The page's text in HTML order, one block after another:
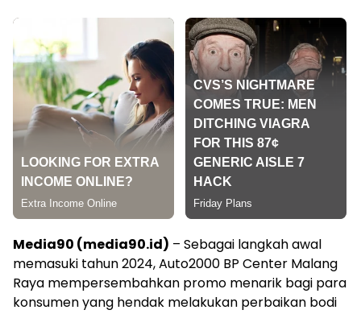
Media90 (media90.id) – Sebagai langkah awal
memasuki tahun 2024, Auto2000 BP Center Malang
Raya mempersembahkan promo menarik bagi para
konsumen yang hendak melakukan perbaikan bodi